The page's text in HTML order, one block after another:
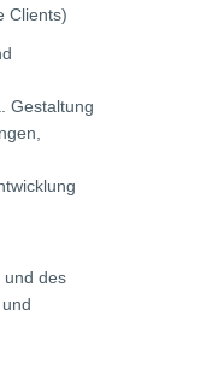
Clients)
Gestaltung
und des